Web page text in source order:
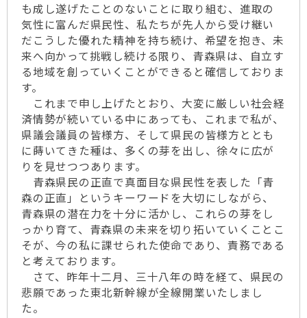
も成し遂げたことのないことに取り組む、進取の
気性に富んだ県民性、私たちが先人から受け継い
だこうした優れた精神を持ち続け、希望を抱き、未
来へ向かって挑戦し続ける限り、青森県は、自立す
る地域を創っていくことができると確信しておりま
す。
これまで申し上げたとおり、大変に厳しい社会経
済情勢が続いている中にあっても、これまで私が、
県議会議員の皆様方、そして県民の皆様方ととも
に蒔いてきた種は、多くの芽を出し、徐々に広が
りを見せつつあります。
青森県民の正直で真面目な県民性を表した「青
森の正直」というキーワードを大切にしながら、
青森県の潜在力を十分に活かし、これらの芽をし
っかり育て、青森県の未来を切り拓いていくことこ
そが、今の私に課せられた使命であり、責務である
と考えております。
さて、昨年十二月、三十八年の時を経て、県民の
悲願であった東北新幹線が全線開業いたしまし
た。